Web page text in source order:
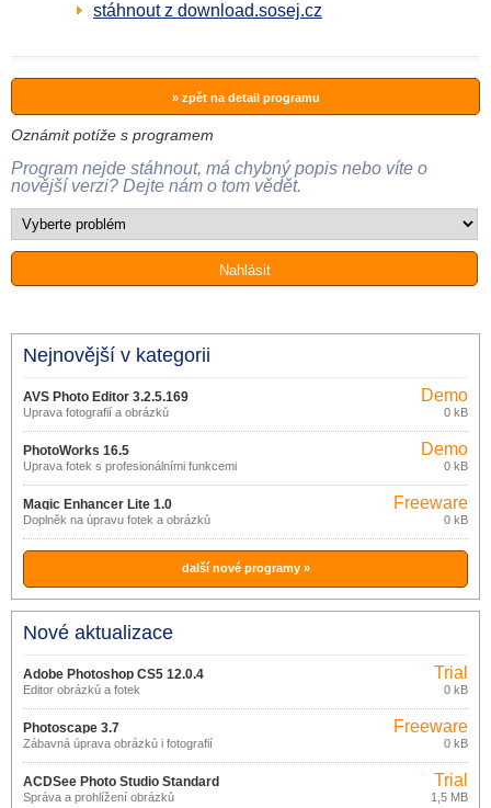
stáhnout z download.sosej.cz
» zpět na detail programu
Oznámit potíže s programem
Program nejde stáhnout, má chybný popis nebo víte o
novější verzi? Dejte nám o tom vědět.
Nejnovější v kategorii
AVS Photo Editor 3.2.5.169
Úprava fotografií a obrázků
Demo
0 kB
PhotoWorks 16.5
Úprava fotek s profesionálními funkcemi
Demo
0 kB
Magic Enhancer Lite 1.0
Doplněk na úpravu fotek a obrázků
Freeware
0 kB
další nové programy »
Nové aktualizace
Adobe Photoshop CS5 12.0.4
Editor obrázků a fotek
Trial
0 kB
Photoscape 3.7
Zábavná úprava obrázků i fotografií
Freeware
0 kB
ACDSee Photo Studio Standard
2021
Správa a prohlížení obrázků
Trial
1,5 MB